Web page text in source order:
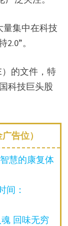
量集中在科技
。
的文件，特
科技巨头股
告位）
慧的康复体
间：
回味无穷